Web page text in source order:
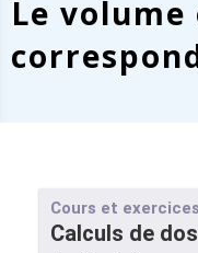
Le
Cours et exercices
Calculs de